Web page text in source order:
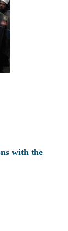
with the